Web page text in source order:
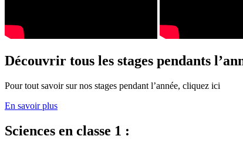
Découvrir tous les stages pendants
Pour tout savoir sur nos stages pendant l’année, cliquez ici
En savoir plus
Sciences en classe 1 :